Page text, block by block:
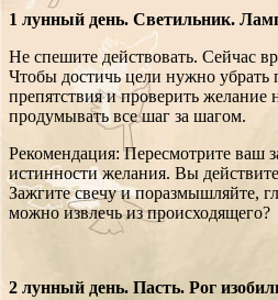
1 лунный день. Светильник.
Не спешите действовать. Сейчас
Чтобы достичь цели нужно убрать
препятствия и проверить желание
продумывать все шаг за шагом.
Рекомендация: Пересмотрите ваш
истинности желания. Вы
Зажгите свечу и поразмышляйте,
можно извлечь из происходящего?
2 лунный день. Пасть. Рог